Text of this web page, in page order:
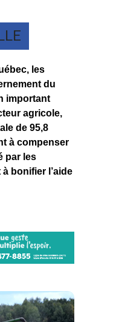
les
du
important
agricole,
de 95,8
à compenser
par les
bonifier l’aide